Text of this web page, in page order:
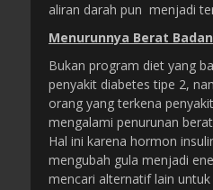
aliran darah pun menjadi
Menurunnya Berat
Bukan program diet yang
penyakit diabetes tipe 2,
orang yang terkena
mengalami penurunan
Hal ini karena hormon
mengubah gula menjadi
mencari alternatif lain